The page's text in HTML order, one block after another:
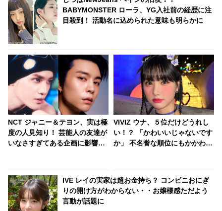
BABYMONSTER ローラ、YG入社前の経歴に注
目殺到！ 活動名に込められた意味も明らかに
NCT ジャニー＆テヨン、実は極
度の人見知り！ 芸能人の友達が
いなさすぎてある企画に影響
会性にびっくり
VIVIZ ウナ、５位だけどうれし
い！？ 「かわいいじゃないです
か」 不名誉な順位にもかかわら
IVE レイの実家は超お金持ち？ コンビニおにぎ
りの開け方がわからない・・お嬢様感ただよう
言動が話題に